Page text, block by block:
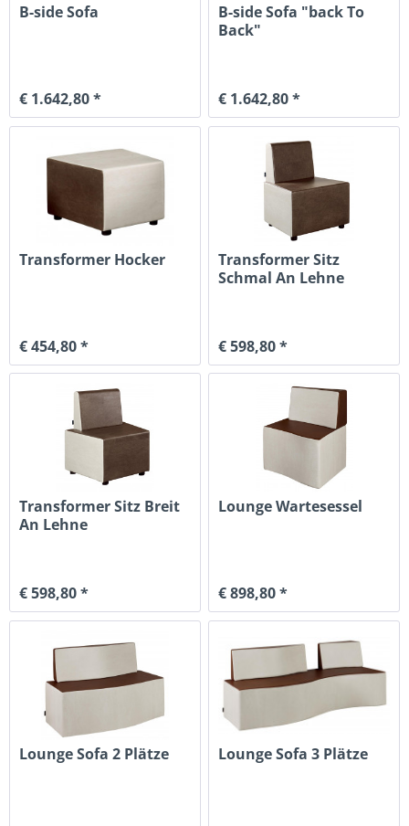
B-side Sofa
€ 1.642,80 *
B-side Sofa "back To
Back"
€ 1.642,80 *
Transformer Hocker
€ 454,80 *
Transformer Sitz
Schmal An Lehne
€ 598,80 *
Transformer Sitz Breit
An Lehne
€ 598,80 *
Lounge Wartesessel
€ 898,80 *
Lounge Sofa 2 Plätze Lounge Sofa 3 Plätze